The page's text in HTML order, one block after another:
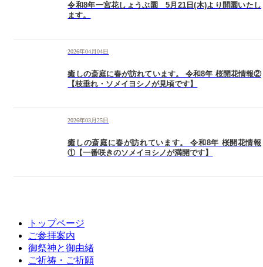
令和8年一宮花しょうぶ園 5月21日(木)より開園いたし
ます。
2026年04月04日
癒しの斎庭に春が訪れています。 令和8年 桜開花情報②
【枝垂れ・ソメイヨシノが見頃です】
2026年03月25日
癒しの斎庭に春が訪れています。 令和8年 桜開花情報
①【一番咲きのソメイヨシノが満開です】
トップページ
ご参拝案内
御祭神と御由緒
ご祈祷・ご祈願